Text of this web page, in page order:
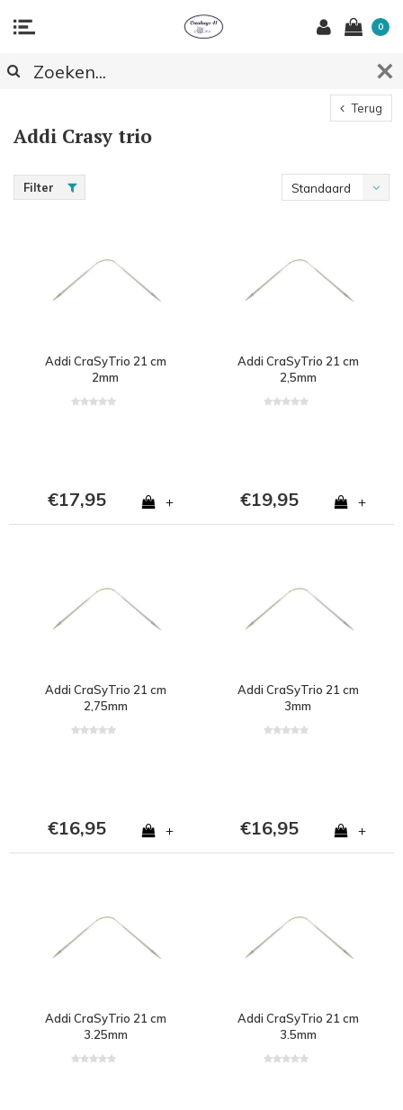
0
Terug
Addi Crasy trio
Filter Standaard
Addi CraSyTrio 21 cm
2mm
€17,95 +
Addi CraSyTrio 21 cm
2,5mm
€19,95 +
Addi CraSyTrio 21 cm
2,75mm
€16,95 +
Addi CraSyTrio 21 cm
3mm
€16,95 +
Addi CraSyTrio 21 cm
3.25mm
Addi CraSyTrio 21 cm
3.5mm